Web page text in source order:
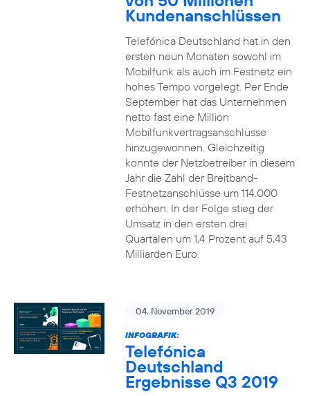
Kundenanschlüssen
Telefónica Deutschland hat in den
ersten neun Monaten sowohl im
Mobilfunk als auch im Festnetz ein
hohes Tempo vorgelegt. Per Ende
September hat das Unternehmen
netto fast eine Million
Mobilfunkvertragsanschlüsse
hinzugewonnen. Gleichzeitig
konnte der Netzbetreiber in diesem
Jahr die Zahl der Breitband-
Festnetzanschlüsse um 114.000
erhöhen. In der Folge stieg der
Umsatz in den ersten drei
Quartalen um 1,4 Prozent auf 5,43
Milliarden Euro.
04. November 2019
INFOGRAFIK:
Telefónica
Deutschland
Ergebnisse Q3 2019